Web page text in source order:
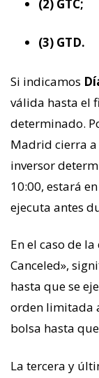
(2) GTC;
(3) GTD.
Si indicamos
válida hasta el
determinado.
Madrid cierra a
inversor
10:00, estará
ejecuta antes
En el caso de
Canceled»,
hasta que se
orden limitada
bolsa hasta
La tercera y